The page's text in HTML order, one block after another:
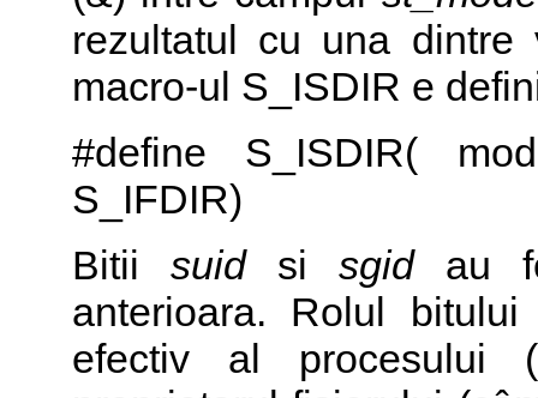
rezultatul cu una dintre
macro-ul S_ISDIR e
#define S_ISDIR(
S_IFDIR)
Bitii suidsi sgidau
anterioara. Rolul
efectiv al procesului